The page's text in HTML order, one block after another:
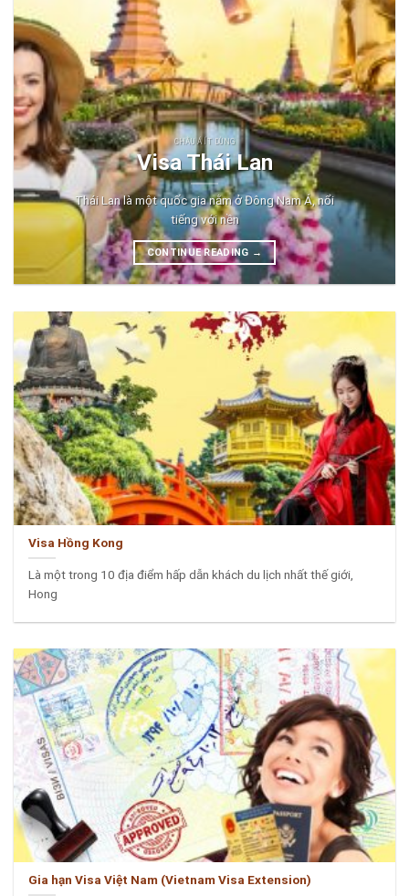
CHÂU Á ÍT DÙNG
Visa Thái Lan
Thái Lan là một quốc gia nằm ở Đông Nam Á, nổi
tiếng với nền
CONTINUE READING →
Visa Hồng Kong
Là một trong 10 địa điểm hấp dẫn khách du lịch nhất thế giới,
Hong
Gia hạn Visa Việt Nam (Vietnam Visa Extension)